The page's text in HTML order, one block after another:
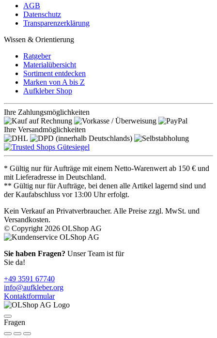
AGB
Datenschutz
Transparenzerklärung
Wissen & Orientierung
Ratgeber
Materialübersicht
Sortiment entdecken
Marken von A bis Z
Aufkleber Shop
Ihre Zahlungsmöglichkeiten
Ihre Versandmöglichkeiten
* Gültig nur für Aufträge mit einem Netto-Warenwert ab 150 € und
mit Lieferadresse in Deutschland.
** Gültig nur für Aufträge, bei denen alle Artikel lagernd sind und
der Kaufabschluss vor 13:00 Uhr erfolgt.
Kein Verkauf an Privatverbraucher. Alle Preise zzgl. MwSt. und
Versandkosten.
© Copyright 2026 OLShop AG
Sie haben Fragen? Unser Team ist für
Sie da!
+49 3591 67740
info@aufkleber.org
Kontaktformular
Fragen